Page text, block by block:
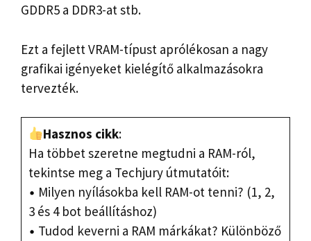
GDDR5 a DDR3-at stb.
Ezt a fejlett VRAM-típust aprólékosan a nagy
grafikai igényeket kielégítő alkalmazásokra
tervezték.
Hasznos cikk:
Ha többet szeretne megtudni a RAM-ról,
tekintse meg a Techjury útmutatóit:
Milyen nyílásokba kell RAM-ot tenni? (1, 2,
3 és 4 bot beállításhoz)
Tudod keverni a RAM márkákat? Különböző